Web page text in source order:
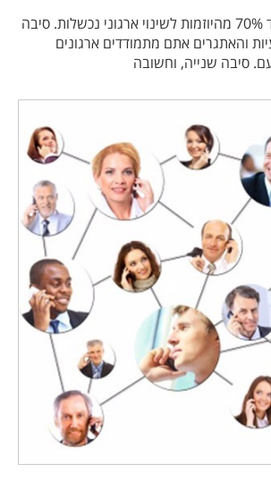
מחקרים מראים שעד 70% מהיוזמות לשינוי ארגוני נכשלות. סיבה
והאתגרים אתם מתמודדים ארגונים
סיבה שנייה, וחשובה